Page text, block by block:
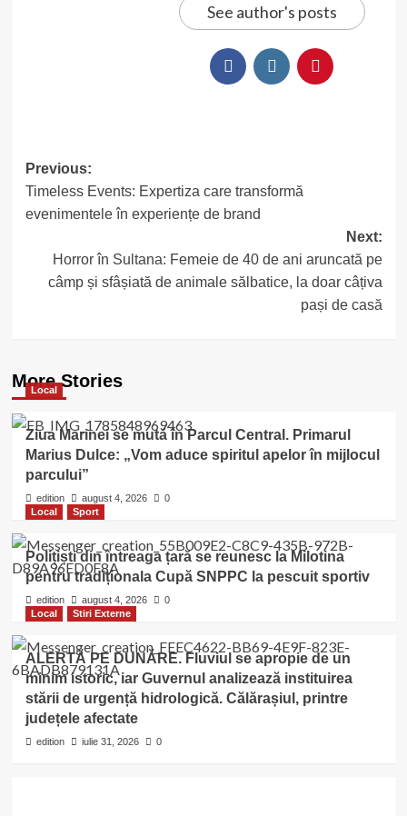
See author's posts
Post
navigation
Previous:
Timeless Events: Expertiza care transformă
evenimentele în experiențe de brand
Next:
Horror în Sultana: Femeie de 40 de ani aruncată pe
câmp și sfâșiată de animale sălbatice, la doar câțiva
pași de casă
More Stories
Local
Ziua Marinei se mută în Parcul Central. Primarul
Marius Dulce: „Vom aduce spiritul apelor în mijlocul
parcului”
edition august 4, 2026
0
Local
Sport
Polițiști din întreaga țară se reunesc la Milotina
pentru tradiționala Cupă SNPPC la pescuit sportiv
edition august 4, 2026
0
Local
Stiri Externe
ALERTĂ PE DUNĂRE. Fluviul se apropie de un
minim istoric, iar Guvernul analizează instituirea
stării de urgență hidrologică. Călărașiul, printre
județele afectate
edition iulie 31, 2026 0